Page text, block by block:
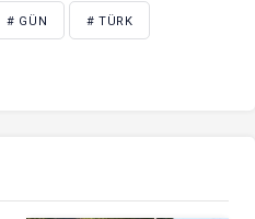
# GÜN # TÜRK